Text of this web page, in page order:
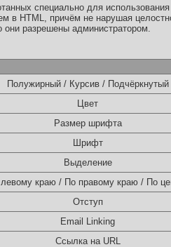
специально для
в HTML, причём не нарушая
разрешены администратором.
Полужирный / Курсив / Подчёркнутый
Цвет
Размер шрифта
Шрифт
Выделение
краю / По правому краю / По
Отступ
Email Linking
Ссылка на URL